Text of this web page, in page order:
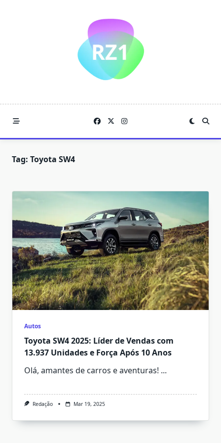
Tag: Toyota SW4
Autos
Toyota SW4 2025: Líder de Vendas com
13.937 Unidades e Força Após 10 Anos
Olá, amantes de carros e aventuras! ...
Redação Mar 19, 2025